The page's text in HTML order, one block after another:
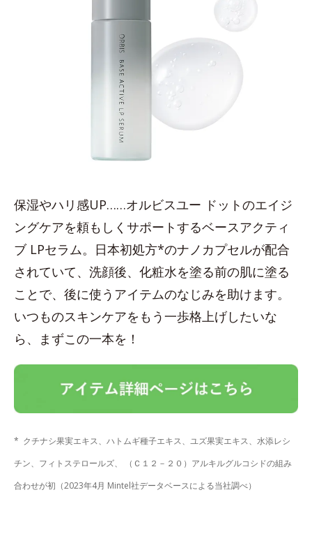
保湿やハリ感UP……オルビスユー ドットのエイジ
ングケアを頼もしくサポートするベースアクティ
ブ LPセラム。日本初処方*のナノカプセルが配合
されていて、洗顔後、化粧水を塗る前の肌に塗る
ことで、後に使うアイテムのなじみを助けます。
いつものスキンケアをもう一歩格上げしたいな
ら、まずこの一本を！
* クチナシ果実エキス、ハトムギ種子エキス、ユズ果実エキス、水添レシ
チン、フィトステロールズ、 （Ｃ１２－２０）アルキルグルコシドの組み
合わせが初（2023年4月 Mintel社データベースによる当社調べ）